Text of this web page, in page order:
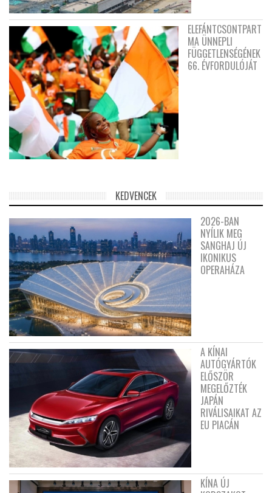
ELEFÁNTCSONTPART
MA ÜNNEPLI
FÜGGETLENSÉGÉNEK
66. ÉVFORDULÓJÁT
KEDVENCEK
2026-BAN
NYÍLIK MEG
SANGHAJ ÚJ
IKONIKUS
OPERAHÁZA
A KÍNAI
AUTÓGYÁRTÓK
ELŐSZÖR
MEGELŐZTÉK
JAPÁN
RIVÁLISAIKAT AZ
EU PIACÁN
KÍNA ÚJ